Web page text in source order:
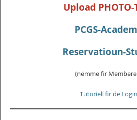
Upload
PCGS-
Reservatioun-
(nëmme fir
Tutoriell fir de Login